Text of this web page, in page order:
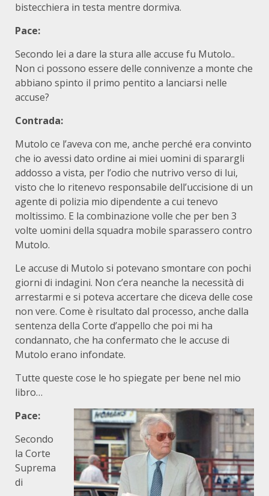
bistecchiera in testa mentre dormiva.
Pace:
Secondo lei a dare la stura alle accuse fu Mutolo..
Non ci possono essere delle connivenze a monte che
abbiano spinto il primo pentito a lanciarsi nelle
accuse?
Contrada:
Mutolo ce l’aveva con me, anche perché era convinto
che io avessi dato ordine ai miei uomini di sparargli
addosso a vista, per l’odio che nutrivo verso di lui,
visto che lo ritenevo responsabile dell’uccisione di un
agente di polizia mio dipendente a cui tenevo
moltissimo. E la combinazione volle che per ben 3
volte uomini della squadra mobile sparassero contro
Mutolo.
Le accuse di Mutolo si potevano smontare con pochi
giorni di indagini. Non c’era neanche la necessità di
arrestarmi e si poteva accertare che diceva delle cose
non vere. Come è risultato dal processo, anche dalla
sentenza della Corte d’appello che poi mi ha
condannato, che ha confermato che le accuse di
Mutolo erano infondate.
Tutte queste cose le ho spiegate per bene nel mio
libro…
Pace:
Secondo
la Corte
Suprema
di